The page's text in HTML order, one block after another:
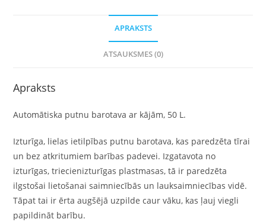
APRAKSTS
ATSAUKSMES (0)
Apraksts
Automātiska putnu barotava ar kājām, 50 L.
Izturīga, lielas ietilpības putnu barotava, kas paredzēta tīrai
un bez atkritumiem barības padevei. Izgatavota no
izturīgas, triecienizturīgas plastmasas, tā ir paredzēta
ilgstošai lietošanai saimniecībās un lauksaimniecības vidē.
Tāpat tai ir ērta augšējā uzpilde caur vāku, kas ļauj viegli
papildināt barību.